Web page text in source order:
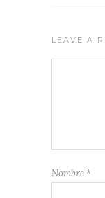
LEAVE A
Nombre *